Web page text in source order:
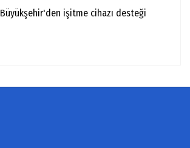
Büyükşehir'den işitme cihazı desteği